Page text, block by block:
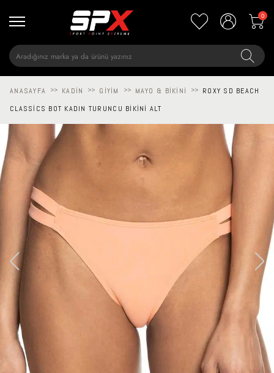
0
ANASAYFA >> KADIN >> GIYIM >> MAYO & BIKINI >>
ROXY SD BEACH
CLASSICS BOT KADIN TURUNCU BIKINI ALT